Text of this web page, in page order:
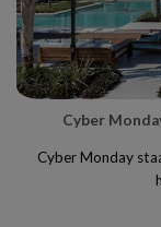
Cyber
Cyber Monday